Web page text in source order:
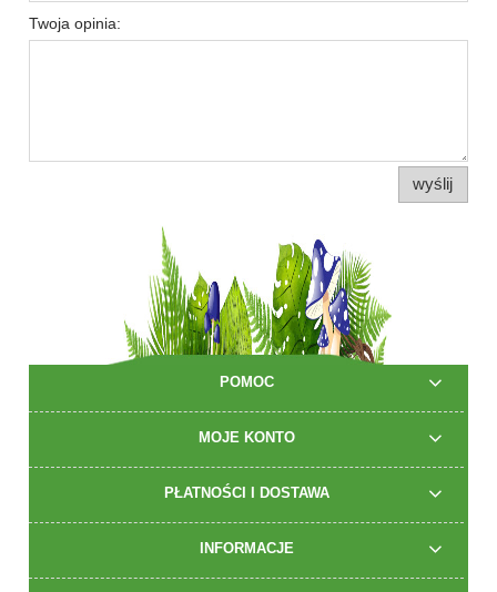
Twoja opinia:
wyślij
POMOC
MOJE KONTO
PŁATNOŚCI I DOSTAWA
INFORMACJE